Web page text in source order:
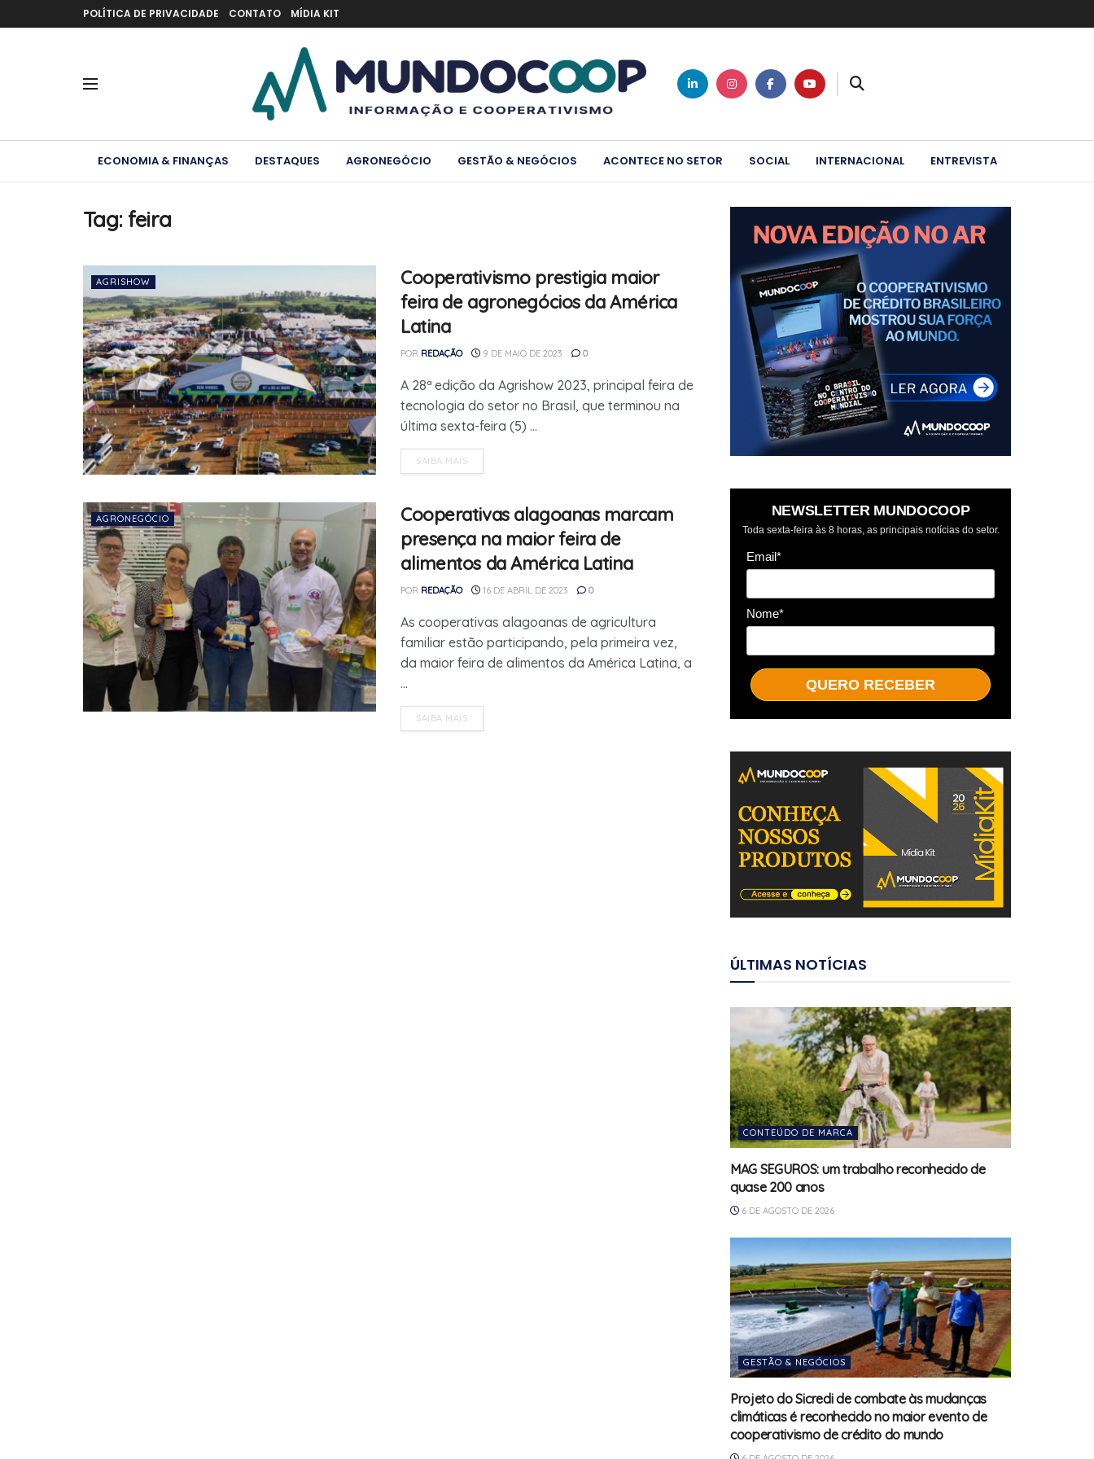
POLÍTICA DE PRIVACIDADE CONTATO MÍDIA KIT
ECONOMIA & FINANÇAS DESTAQUES AGRONEGÓCIO GESTÃO & NEGÓCIOS ACONTECE NO SETOR SOCIAL INTERNACIONAL ENTREVISTA
Tag:feira
AGRISHOW
Cooperativismo prestigia maior
feira de agronegócios da América
Latina
POR REDAÇÃO 9 DE MAIO DE 2023 0
A 28ª edição da Agrishow 2023, principal feira de
tecnologia do setor no Brasil, que terminou na
última sexta-feira (5) ...
SAIBA MAIS
AGRONEGÓCIO
Cooperativas alagoanas marcam
presença na maior feira de
alimentos da América Latina
POR REDAÇÃO 16 DE ABRIL DE 2023 0
As cooperativas alagoanas de agricultura
familiar estão participando, pela primeira vez,
da maior feira de alimentos da América Latina, a
...
SAIBA MAIS
NEWSLETTER MUNDOCOOP
Toda sexta-feira às 8 horas, as principais notícias do setor.
Email*
Nome*
QUERO RECEBER
ÚLTIMAS NOTÍCIAS
CONTEÚDO DE MARCA
MAG SEGUROS: um trabalho reconhecido de
quase 200 anos
6 DE AGOSTO DE 2026
GESTÃO & NEGÓCIOS
Projeto do Sicredi de combate às mudanças
climáticas é reconhecido no maior evento de
cooperativismo de crédito do mundo